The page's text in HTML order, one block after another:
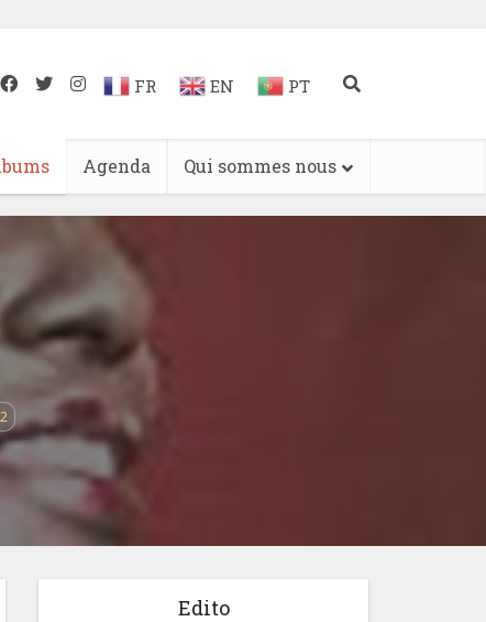
FR EN PT
Agenda Qui sommes nous
Edito